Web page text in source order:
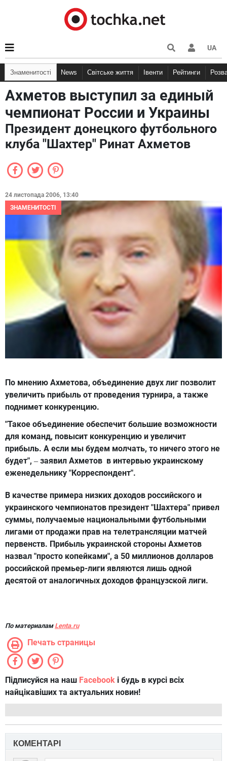
UA
Знаменитості News Світське життя Івенти Рейтинги
Ахметов выступил за единый
чемпионат России и Украины
Президент донецкого футбольного
клуба "Шахтер" Ринат Ахметов
24 листопада 2006, 13:40
ЗНАМЕНИТОСТІ
По мнению Ахметова, объединение двух лиг позволит
увеличить прибыль от проведения турнира, а также
поднимет конкуренцию.
"Такое объединение обеспечит большие возможности
для команд, повысит конкуренцию и увеличит
прибыль. А если мы будем молчать, то ничего этого не
будет", – заявил Ахметов в интервью украинскому
еженедельнику "Корреспондент".
В качестве примера низких доходов российского и
украинского чемпионатов президент "Шахтера" привел
суммы, получаемые национальными футбольными
лигами от продажи прав на телетрансляции матчей
первенств. Прибыль украинской стороны Ахметов
назвал "просто копейками", а 50 миллионов долларов
российской премьер-лиги являются лишь одной
десятой от аналогичных доходов французской лиги.
По материалам Lenta.ru
Печать страницы
Підписуйся на наш Facebook і будь в курсі всіх
найцікавіших та актуальних новин!
КОМЕНТАРІ